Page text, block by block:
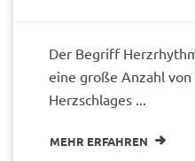
Der Begriff
eine große Anzahl
Herzschlages ...
MEHR ERFAHREN